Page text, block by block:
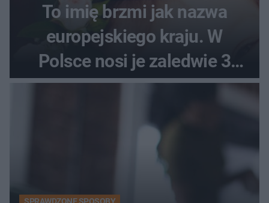
To imię brzmi jak nazwa
europejskiego kraju. W
Polsce nosi je zaledwie 3
kobiety
SPRAWDZONE SPOSOBY